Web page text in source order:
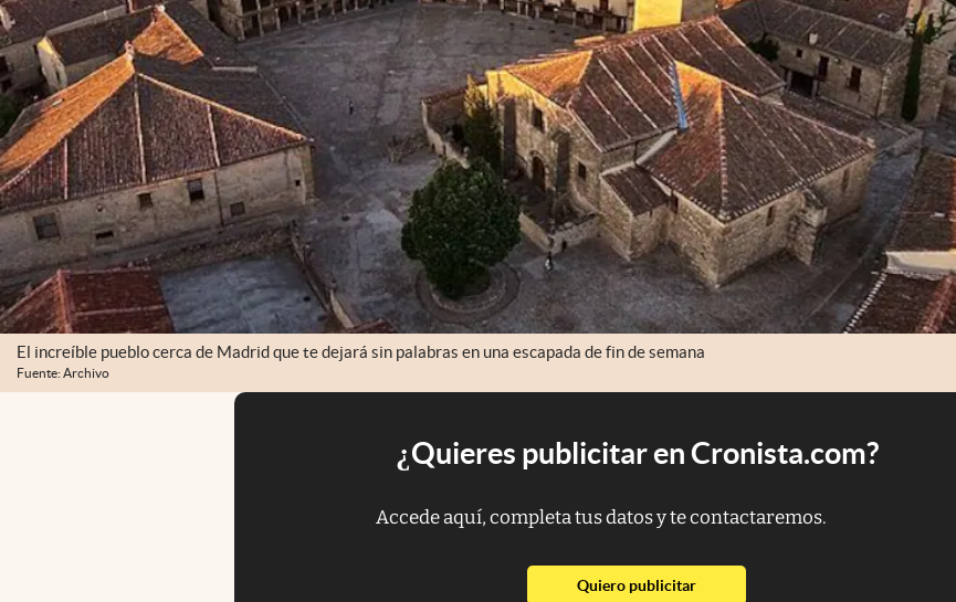
El increíble pueblo cerca de Madrid que te dejará sin palabras en una escapada de fin de semana
Fuente: Archivo
¿Quieres publicitar en Cronista.com?
Accede aquí, completa tus datos y te contactaremos.
Quiero publicitarabre en nueva pestaña